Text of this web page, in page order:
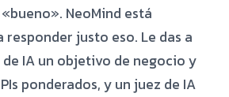
NeoMind está
justo eso. Le das a
IA un objetivo de negocio y
ponderados, y un juez de IA